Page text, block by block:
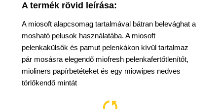
A miosoft alapcsomag tartalmával bátran belevághat a
mosható pelusok használatába. A miosoft
pelenkakülsők és pamut pelenkákon kívül tartalmaz
pár mosásra elegendő miofresh pelenkafertőtlenítőt,
mioliners papírbetéteket és egy miowipes nedves
törlőkendő mintát